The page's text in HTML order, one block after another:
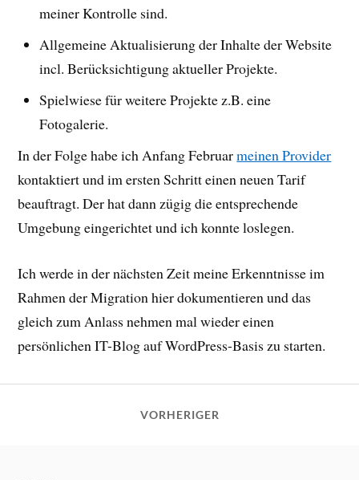
meiner Kontrolle sind.
Allgemeine Aktualisierung der Inhalte der Website
incl. Berücksichtigung aktueller Projekte.
Spielwiese für weitere Projekte z.B. eine
Fotogalerie.
In der Folge habe ich Anfang Februarmeinen Provider
kontaktiert und im ersten Schritt einen neuen Tarif
beauftragt. Der hat dann zügig die entsprechende
Umgebung eingerichtet und ich konnte loslegen.
Ich werde in der nächsten Zeit meine Erkenntnisse im
Rahmen der Migration hier dokumentieren und das
gleich zum Anlass nehmen mal wieder einen
persönlichen IT-Blog auf WordPress-Basis zu starten.
VORHERIGER